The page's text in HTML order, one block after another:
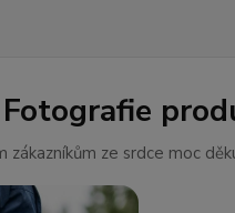
Fotografie
zákazníkům ze srdce moc